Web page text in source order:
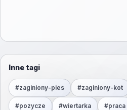
Inne tagi
#zaginiony-pies #zaginiony-kot
#pozycze #wiertarka #praca